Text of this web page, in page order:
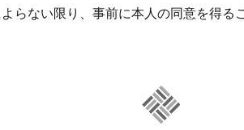
らない限り、事前に本人の同意を得